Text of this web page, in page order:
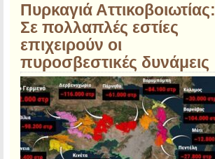
Πυρκαγιά Αττικοβοιωτίας:
Σε πολλαπλές εστίες
επιχειρούν οι
πυροσβεστικές δυνάμεις